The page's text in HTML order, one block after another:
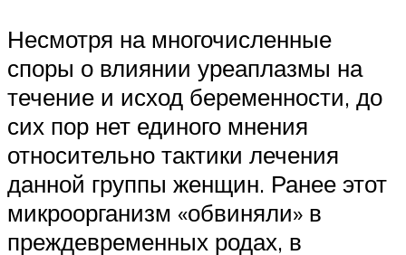
Несмотря на многочисленные
споры о влиянии уреаплазмы на
течение и исход беременности, до
сих пор нет единого мнения
относительно тактики лечения
данной группы женщин. Ранее этот
микроорганизм «обвиняли» в
преждевременных родах, в